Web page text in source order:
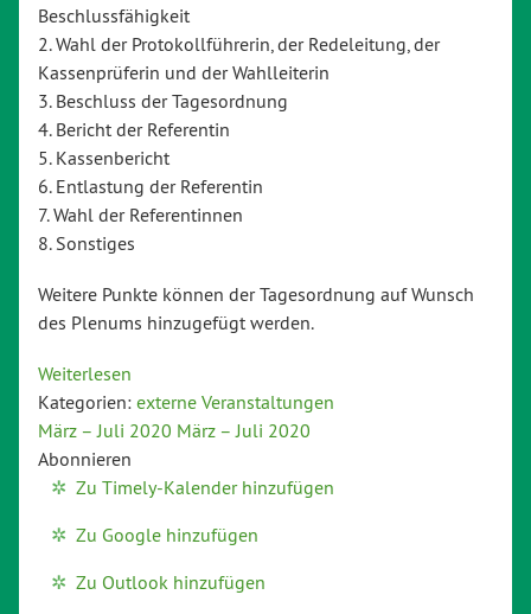
Beschlussfähigkeit
2. Wahl der Protokollführerin, der Redeleitung, der
Kassenprüferin und der Wahlleiterin
3. Beschluss der Tagesordnung
4. Bericht der Referentin
5. Kassenbericht
6. Entlastung der Referentin
7. Wahl der Referentinnen
8. Sonstiges
Weitere Punkte können der Tagesordnung auf Wunsch
des Plenums hinzugefügt werden.
Weiterlesen
Kategorien: externe Veranstaltungen
März – Juli 2020 März – Juli 2020
Abonnieren
Zu Timely-Kalender hinzufügen
Zu Google hinzufügen
Zu Outlook hinzufügen